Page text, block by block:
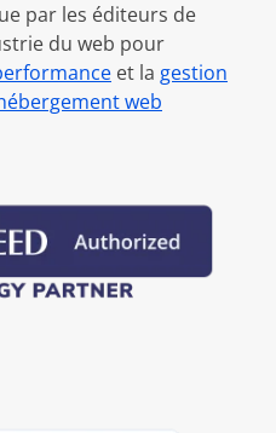
par les éditeurs de
du web pour
et la gestion
web